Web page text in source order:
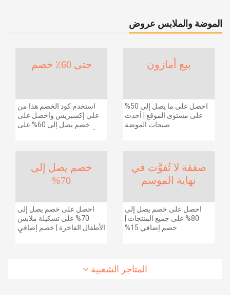
الموضة والملابس عروض
حتى 60٪ خصم
استخدم كود الخصم هذا من
علي إكسبريس واحصل على
خصم يصل إلى 60% على
الطلبات التي تزيد قيمتها عن
1425 ريالًا سعوديًا | شحن مج
بيع أمازون
احصل على ما يصل إلى 50%
على مستوى الموقع | أحدث
صيحات الموضة
خصم يصل إلى
70%
احصل على خصم يصل إلى
70% على تشكيلة ملابس
الأطفال الفاخرة | خصم إضافي
صفقة لا تُفوَّت في
نهاية الموسم
احصل على خصم يصل إلى
80% على جميع المنتجات |
خصم إضافي 15%
المتاجر الشعبية